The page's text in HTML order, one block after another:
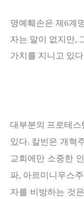
명예훼손은 제 6계
자는 말이 없지만,
가치를 지니고 있다
대부분의 프로테
있다. 칼빈은 개혁
교회에만 소중한
파, 아르미니우스
자를 비방하는 것